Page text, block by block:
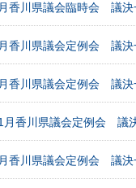
香川県議会臨時会 議決
香川県議会定例会 議決
香川県議会定例会 議決
月香川県議会定例会 議
香川県議会定例会 議決